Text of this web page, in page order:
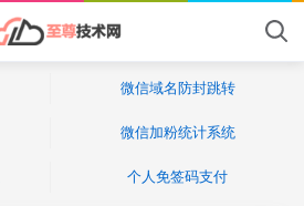
微信域名防封跳转
微信加粉统计系统
个人免签码支付